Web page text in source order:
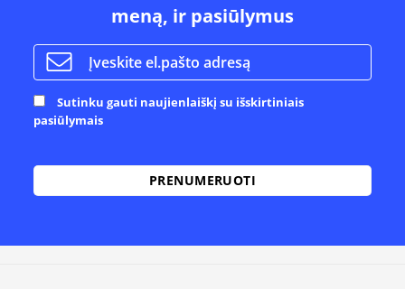
meną, ir pasiūlymus
Sutinku gauti naujienlaiškį su išskirtiniais
pasiūlymais